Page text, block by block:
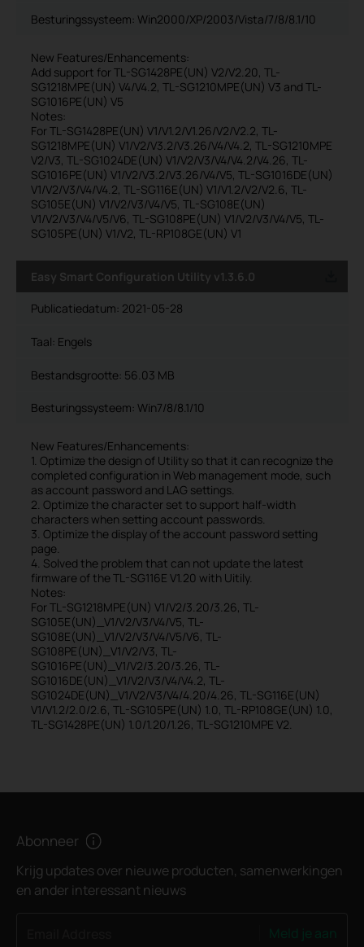
Besturingssysteem: Win2000/XP/2003/Vista/7/8/8.1/10
New Features/Enhancements:
Add support for TL-SG1428PE(UN) V2/V2.20, TL-
SG1218MPE(UN) V4/V4.2, TL-SG1210MPE(UN) V3 and TL-
SG1016PE(UN) V5
Notes:
For TL-SG1428PE(UN) V1/V1.2/V1.26/V2/V2.2, TL-
SG1218MPE(UN) V1/V2/V3.2/V3.26/V4/V4.2, TL-SG1210MPE
V2/V3, TL-SG1024DE(UN) V1/V2/V3/V4/V4.2/V4.26, TL-
SG1016PE(UN) V1/V2/V3.2/V3.26/V4/V5, TL-SG1016DE(UN)
V1/V2/V3/V4/V4.2, TL-SG116E(UN) V1/V1.2/V2/V2.6, TL-
SG105E(UN) V1/V2/V3/V4/V5, TL-SG108E(UN)
V1/V2/V3/V4/V5/V6, TL-SG108PE(UN) V1/V2/V3/V4/V5, TL-
SG105PE(UN) V1/V2, TL-RP108GE(UN) V1
Easy Smart Configuration Utility v1.3.6.0
Publicatiedatum: 2021-05-28
Taal: Engels
Bestandsgrootte: 56.03 MB
Besturingssysteem: Win7/8/8.1/10
New Features/Enhancements:
1. Optimize the design of Utility so that it can recognize the
completed configuration in Web management mode, such
as account password and LAG settings.
2. Optimize the character set to support half-width
characters when setting account passwords.
3. Optimize the display of the account password setting
page.
4. Solved the problem that can not update the latest
firmware of the TL-SG116E V1.20 with Uitily.
Notes:
For TL-SG1218MPE(UN) V1/V2/3.20/3.26, TL-
SG105E(UN)_V1/V2/V3/V4/V5, TL-
SG108E(UN)_V1/V2/V3/V4/V5/V6, TL-
SG108PE(UN)_V1/V2/V3, TL-
SG1016PE(UN)_V1/V2/3.20/3.26, TL-
SG1016DE(UN)_V1/V2/V3/V4/V4.2, TL-
SG1024DE(UN)_V1/V2/V3/V4/4.20/4.26, TL-SG116E(UN)
V1/V1.2/2.0/2.6, TL-SG105PE(UN) 1.0, TL-RP108GE(UN) 1.0,
TL-SG1428PE(UN) 1.0/1.20/1.26, TL-SG1210MPE V2.
Abonneer
Krijg updates over nieuwe producten, samenwerkingen
en ander interessant nieuws